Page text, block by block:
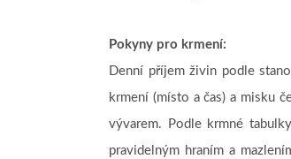
Pokyny pro krmení:
Denní příjem živin podle
krmení (místo a čas) a misku
vývarem. Podle krmné
pravidelným hraním a